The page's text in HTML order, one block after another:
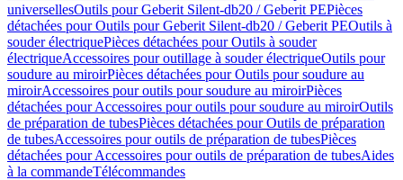
universellesOutils pour Geberit Silent-db20 / Geberit PEPièces
détachées pour Outils pour Geberit Silent-db20 / Geberit PEOutils à
souder électriquePièces détachées pour Outils à souder
électriqueAccessoires pour outillage à souder électriqueOutils pour
soudure au miroirPièces détachées pour Outils pour soudure au
miroirAccessoires pour outils pour soudure au miroirPièces
détachées pour Accessoires pour outils pour soudure au miroirOutils
de préparation de tubesPièces détachées pour Outils de préparation
de tubesAccessoires pour outils de préparation de tubesPièces
détachées pour Accessoires pour outils de préparation de tubesAides
à la commandeTélécommandes